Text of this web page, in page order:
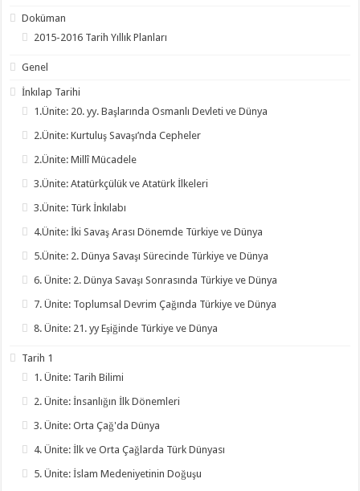
Doküman
2015-2016 Tarih Yıllık Planları
Genel
İnkılap Tarihi
1.Ünite: 20. yy. Başlarında Osmanlı Devleti ve Dünya
2.Ünite: Kurtuluş Savaşı’nda Cepheler
2.Ünite: Millî Mücadele
3.Ünite: Atatürkçülük ve Atatürk İlkeleri
3.Ünite: Türk İnkılabı
4.Ünite: İki Savaş Arası Dönemde Türkiye ve Dünya
5.Ünite: 2. Dünya Savaşı Sürecinde Türkiye ve Dünya
6. Ünite: 2. Dünya Savaşı Sonrasında Türkiye ve Dünya
7. Ünite: Toplumsal Devrim Çağında Türkiye ve Dünya
8. Ünite: 21. yy Eşiğinde Türkiye ve Dünya
Tarih 1
1. Ünite: Tarih Bilimi
2. Ünite: İnsanlığın İlk Dönemleri
3. Ünite: Orta Çağ'da Dünya
4. Ünite: İlk ve Orta Çağlarda Türk Dünyası
5. Ünite: İslam Medeniyetinin Doğuşu